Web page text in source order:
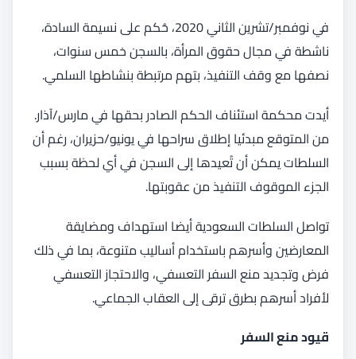
في نوفمبر/تشرين الثاني 2020، حُكم على نسيمة السادة،
ناشطة في مجال حقوق المرأة، بالسجن خمس سنوات،
نصفها مع وقف التنفيذ، بتهم مرتبطة بنشاطها السلمي.
أيدت محكمة استئناف الحكم الصادر بحقها في مارس/آذار.
من المتوقع مبدئيا إطلاق سراحها في يونيو/حزيران، رغم أن
السلطات يمكن أن تُعيدها إلى السجن في أي لحظة بسبب
الجزء الموقوف التنفيذ من عقوبتها.
تواصل السلطات السعودية أيضا استهداف ومضايقة
المعارضين وأسرهم باستخدام أساليب متنوعة، بما في ذلك
فرض وتجديد منع السفر التعسفي، والاحتجاز التعسفي
لأفراد أسرهم بطرق ترقى إلى العقاب الجماعي.
قيود منع السفر